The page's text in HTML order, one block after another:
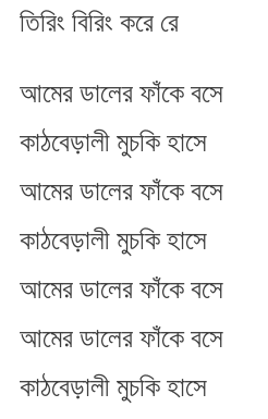
তিরিং বিরিং করে রে
আমের ডালের ফাঁকে বসে
কাঠবেড়ালী মুচকি হাসে
আমের ডালের ফাঁকে বসে
কাঠবেড়ালী মুচকি হাসে
আমের ডালের ফাঁকে বসে
আমের ডালের ফাঁকে বসে
কাঠবেড়ালী মুচকি হাসে